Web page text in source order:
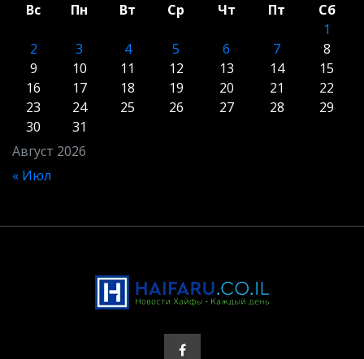
Август 2026
Вс Пн Вт Ср Чт Пт
Сб
1
2
3 4 5 6 7
8
9
10 11 12 13 14
15
16
17 18 19 20 21
22
23
24 25 26 27 28
29
30
31
« Июл